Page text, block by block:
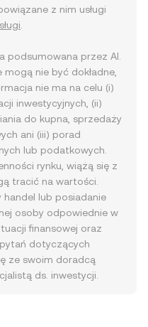
z nim usługi
podsumowana przez AI.
nie być dokładne,
nie ma na celu (i)
inwestycyjnych, (ii)
do kupna, sprzedaży
ani (iii) porad
lub podatkowych.
rynku, wiążą się z
tracić na wartości.
handel lub posiadanie
osoby odpowiednie w
finansowej oraz
dotyczących
ze swoim doradcą
ds. inwestycji.